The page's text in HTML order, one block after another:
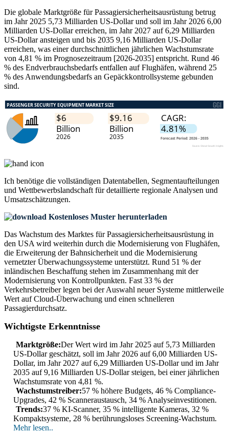
Die globale Marktgröße für Passagiersicherheitsausrüstung betrug
im Jahr 2025 5,73 Milliarden US-Dollar und soll im Jahr 2026 6,00
Milliarden US-Dollar erreichen, im Jahr 2027 auf 6,29 Milliarden
US-Dollar ansteigen und bis 2035 9,16 Milliarden US-Dollar
erreichen, was einer durchschnittlichen jährlichen Wachstumsrate
von 4,81 % im Prognosezeitraum [2026-2035] entspricht. Rund 46
% des Endverbrauchsbedarfs entfallen auf Flughäfen, während 25
% des Anwendungsbedarfs an Gepäckkontrollsysteme gebunden
sind.
Ich benötige die vollständigen Datentabellen, Segmentaufteilungen
und Wettbewerbslandschaft für detaillierte regionale Analysen und
Umsatzschätzungen.
Kostenloses Muster herunterladen
Das Wachstum des Marktes für Passagiersicherheitsausrüstung in
den USA wird weiterhin durch die Modernisierung von Flughäfen,
die Erweiterung der Bahnsicherheit und die Modernisierung
vernetzter Überwachungssysteme unterstützt. Rund 51 % der
inländischen Beschaffung stehen im Zusammenhang mit der
Modernisierung von Kontrollpunkten. Fast 33 % der
Verkehrsbetreiber legen bei der Auswahl neuer Systeme mittlerweile
Wert auf Cloud-Überwachung und einen schnelleren
Passagierdurchsatz.
Wichtigste Erkenntnisse
Marktgröße:Der Wert wird im Jahr 2025 auf 5,73 Milliarden
US-Dollar geschätzt, soll im Jahr 2026 auf 6,00 Milliarden US-
Dollar, im Jahr 2027 auf 6,29 Milliarden US-Dollar und im Jahr
2035 auf 9,16 Milliarden US-Dollar steigen, bei einer jährlichen
Wachstumsrate von 4,81 %.
Wachstumstreiber:57 % höhere Budgets, 46 % Compliance-
Upgrades, 42 % Scanneraustausch, 34 % Analyseinvestitionen.
Trends:37 % KI-Scanner, 35 % intelligente Kameras, 32 %
Kompaktsysteme, 28 % berührungsloses Screening-Wachstum.
Mehr lesen..